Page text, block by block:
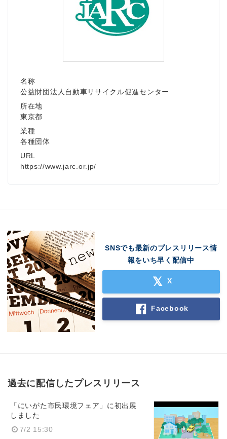
名称
公益財団法人自動車リサイクル促進センター
所在地
東京都
業種
各種団体
URL
https://www.jarc.or.jp/
SNSでも最新のプレスリリース情
報をいち早く配信中
X
Facebook
過去に配信したプレスリリース
「にいがた市民環境フェア」に初出展
しました
7/2 15:30